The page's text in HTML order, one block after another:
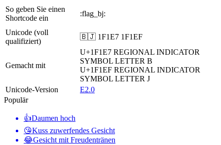
So geben Sie einen
Shortcode ein
:flag_bj:
Unicode (voll
qualifiziert)
🇧🇯 1F1E7 1F1EF
Gemacht mit
U+1F1E7 REGIONAL INDICATOR
SYMBOL LETTER B
U+1F1EF REGIONAL INDICATOR
SYMBOL LETTER J
Unicode-Version
E2.0
Populär
👍Daumen hoch
😘Kuss zuwerfendes Gesicht
😂Gesicht mit Freudentränen